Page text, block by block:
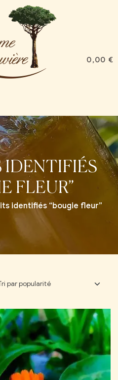
0,00 €
IDENTIFIÉS
FLEUR”
identifiés “bougie fleur”